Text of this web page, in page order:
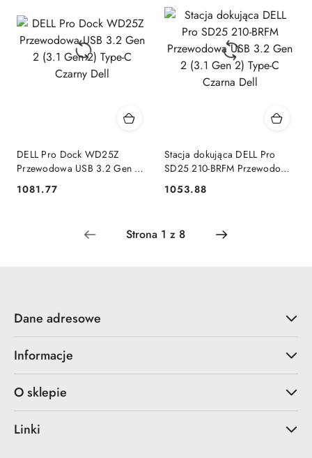
DELL Pro Dock WD25Z
Przewodowa USB 3.2 Gen 2
Dell
Cena:
1081.77
Stacja dokująca DELL Pro
SD25 210-BRFM Przewodowa
Type-C Czarna Dell
Cena:
1053.88
Dane adresowe
Informacje
O sklepie
Linki